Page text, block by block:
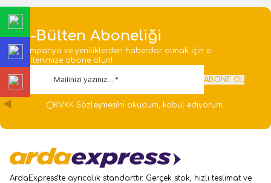
E-Bülten Aboneliği
Kampanya ve yeniliklerden haberdar olmak için e-
bültenimize abone olun!
ABONE OL
KVKK Sözleşmesi'niokudum, kabul ediyorum.
ArdaExpress’te ayrıcalık standarttır. Gerçek stok, hızlı teslimat ve